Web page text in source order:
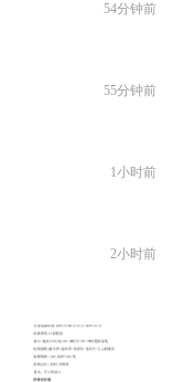
54分钟前
55分钟前
1小时前
2小时前